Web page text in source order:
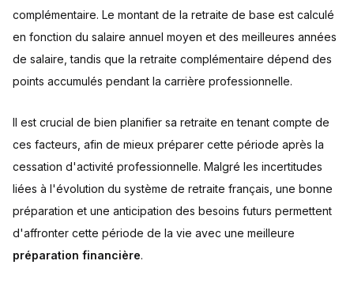
complémentaire. Le montant de la retraite de base est calculé
en fonction du salaire annuel moyen et des meilleures années
de salaire, tandis que la retraite complémentaire dépend des
points accumulés pendant la carrière professionnelle.
Il est crucial de bien planifier sa retraite en tenant compte de
ces facteurs, afin de mieux préparer cette période après la
cessation d'activité professionnelle. Malgré les incertitudes
liées à l'évolution du système de retraite français, une bonne
préparation et une anticipation des besoins futurs permettent
d'affronter cette période de la vie avec une meilleure
préparation financière.